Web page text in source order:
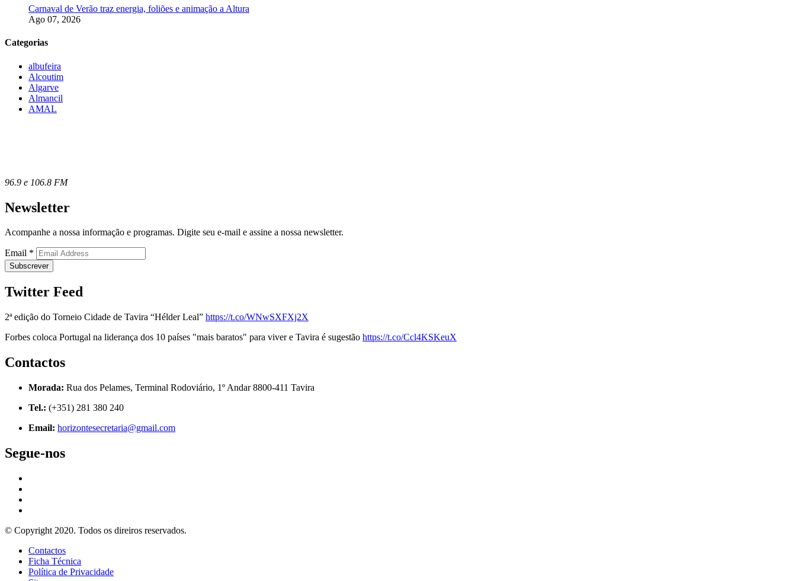
Carnaval de Verão traz energia, foliões e animação a Altura
Ago 07, 2026
Categorias
albufeira
Alcoutim
Algarve
Almancil
AMAL
96.9 e 106.8 FM
Newsletter
Acompanhe a nossa informação e programas. Digite seu e-mail e assine a nossa newsletter.
Email *
Twitter Feed
2ª edição do Torneio Cidade de Tavira “Hélder Leal” https://t.co/WNwSXFXj2X
Forbes coloca Portugal na liderança dos 10 países "mais baratos" para viver e Tavira é sugestão https://t.co/Ccl4KSKeuX
Contactos
Morada: Rua dos Pelames, Terminal Rodoviário, 1º Andar 8800-411 Tavira
Tel.: (+351) 281 380 240
Email: horizontesecretaria@gmail.com
Segue-nos
© Copyright 2020. Todos os direiros reservados.
Contactos
Ficha Técnica
Política de Privacidade